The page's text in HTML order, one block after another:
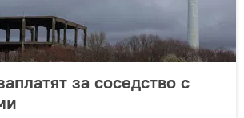
за соседство с